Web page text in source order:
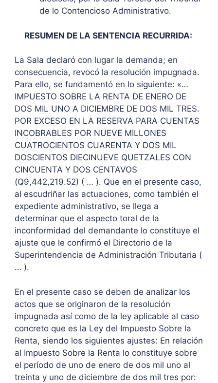
de lo Contencioso Administrativo.
RESUMEN DE LA SENTENCIA RECURRIDA:
La Sala declaró con lugar la demanda; en
consecuencia, revocó la resolución impugnada.
Para ello, se fundamentó en lo siguiente: «…
IMPUESTO SOBRE LA RENTA DE ENERO DE
DOS MIL UNO A DICIEMBRE DE DOS MIL TRES.
POR EXCESO EN LA RESERVA PARA CUENTAS
INCOBRABLES POR NUEVE MILLONES
CUATROCIENTOS CUARENTA Y DOS MIL
DOSCIENTOS DIECINUEVE QUETZALES CON
CINCUENTA Y DOS CENTAVOS
(Q9,442,219.52) ( … ). Que en el presente caso,
al escudriñar las actuaciones, como también el
expediente administrativo, se llega a
determinar que el aspecto toral de la
inconformidad del demandante lo constituye el
ajuste que le confirmó el Directorio de la
Superintendencia de Administración Tributaria (
… ).
En el presente caso se deben de analizar los
actos que se originaron de la resolución
impugnada así como de la ley aplicable al caso
concreto que es la Ley del Impuesto Sobre la
Renta, siendo los siguientes ajustes: En relación
al Impuesto Sobre la Renta lo constituye sobre
el período de uno de enero de dos mil uno al
treinta y uno de diciembre de dos mil tres por: